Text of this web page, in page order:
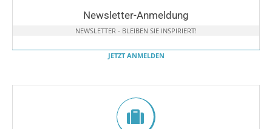
Newsletter-Anmeldung
NEWSLETTER - BLEIBEN SIE INSPIRIERT!
JETZT ANMELDEN